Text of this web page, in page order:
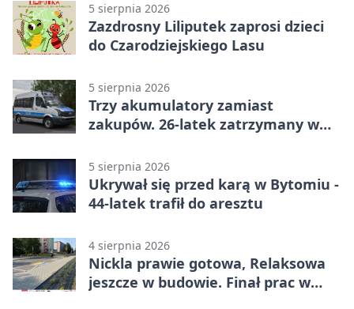
5 sierpnia 2026
Zazdrosny Liliputek zaprosi dzieci
do Czarodziejskiego Lasu
5 sierpnia 2026
Trzy akumulatory zamiast
zakupów. 26-latek zatrzymany w
5 sierpnia 2026
Ukrywał się przed karą w Bytomiu -
44-latek trafił do aresztu
4 sierpnia 2026
Nickla prawie gotowa, Relaksowa
jeszcze w budowie. Finał prac w